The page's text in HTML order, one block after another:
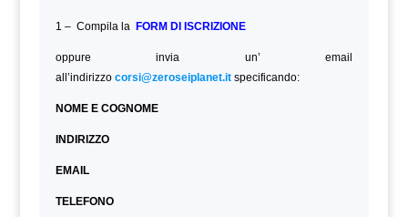
1 – Compila la FORM DI ISCRIZIONE
oppure invia un’ email
all’indirizzo corsi@zeroseiplanet.itspecificando:
NOME E COGNOME
INDIRIZZO
EMAIL
TELEFONO